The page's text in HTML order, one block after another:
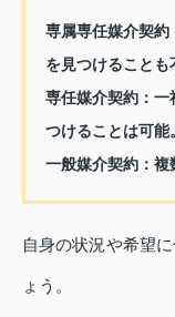
専属専任媒介契約
を見つけることも
専任媒介契約：一
つけることは可能。
一般媒介契約：複
自身の状況や希望
ょう。